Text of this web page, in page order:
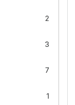
2
3
7
1